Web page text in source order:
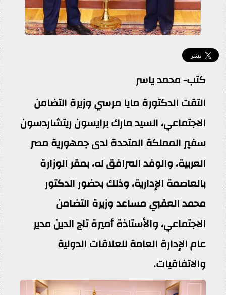
كتب- محمد ياسر
التقت الدكتورة مايا مرسي وزيرة التضامن
الاجتماعي، السيد مارك برايسون ريتشاردسون
سفير المملكة المتحدة لدى جمهورية مصر
العربية، والوفد المرافق له، بمقر الوزارة
بالعاصمة الإدارية، وذلك بحضور الدكتور
محمد العقبي مساعد وزيرة التضامن
الاجتماعي، والأستاذة أميرة تاج الدين مدير
عام الإدارة العامة للعلاقات الدولية
والاتفاقيات.